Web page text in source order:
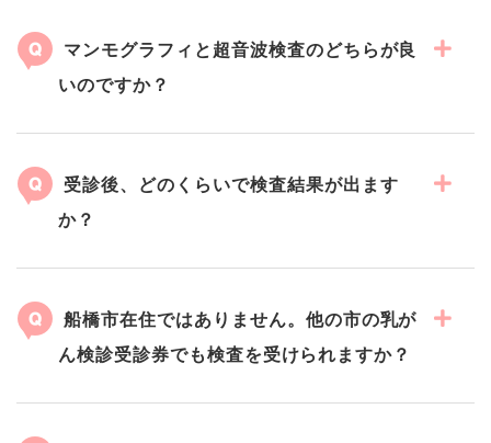
マンモグラフィと超音波検査のどちらが良
いのですか？
受診後、どのくらいで検査結果が出ます
か？
船橋市在住ではありません。他の市の乳が
ん検診受診券でも検査を受けられますか？